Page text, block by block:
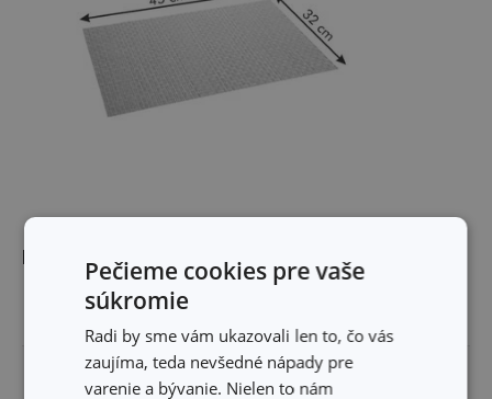
Rozmery
DĹŽKA PRODUKTU (CM)
Pečieme cookies pre vaše
súkromie
Radi by sme vám ukazovali len to, čo vás
zaujíma, teda nevšedné nápady pre
varenie a bývanie. Nielen to nám